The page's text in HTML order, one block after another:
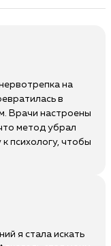
на
в
Врачи настроены
метод убрал
психологу, чтобы
я стала искать